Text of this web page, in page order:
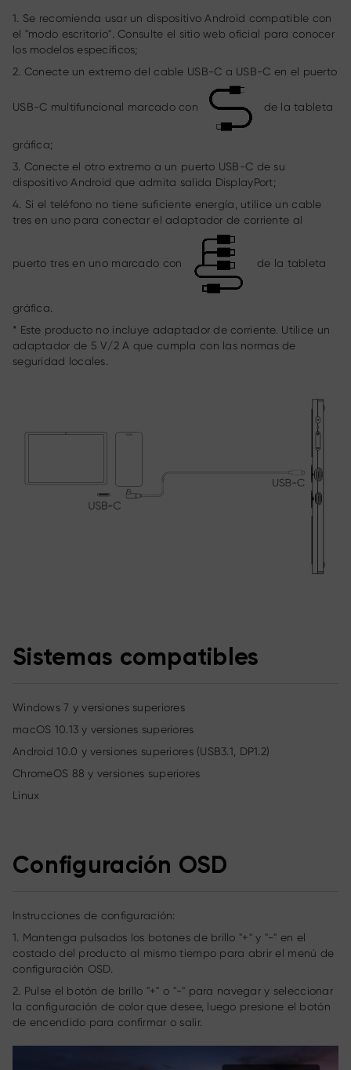
1. Se recomienda usar un dispositivo Android compatible con
el "modo escritorio". Consulte el sitio web oficial para conocer
los modelos específicos;
2. Conecte un extremo del cable USB-C a USB-C en el puerto
USB-C multifuncional marcado con de la tableta
gráfica;
3. Conecte el otro extremo a un puerto USB-C de su
dispositivo Android que admita salida DisplayPort;
4. Si el teléfono no tiene suficiente energía, utilice un cable
tres en uno para conectar el adaptador de corriente al
puerto tres en uno marcado con de la tableta
gráfica.
* Este producto no incluye adaptador de corriente. Utilice un
adaptador de 5 V/2 A que cumpla con las normas de
seguridad locales.
Sistemas compatibles
Windows 7 y versiones superiores
macOS 10.13 y versiones superiores
Android 10.0 y versiones superiores (USB3.1, DP1.2)
ChromeOS 88 y versiones superiores
Linux
Configuración OSD
Instrucciones de configuración:
1. Mantenga pulsados los botones de brillo "+" y "-" en el
costado del producto al mismo tiempo para abrir el menú de
configuración OSD.
2. Pulse el botón de brillo "+" o "-" para navegar y seleccionar
la configuración de color que desee, luego presione el botón
de encendido para confirmar o salir.